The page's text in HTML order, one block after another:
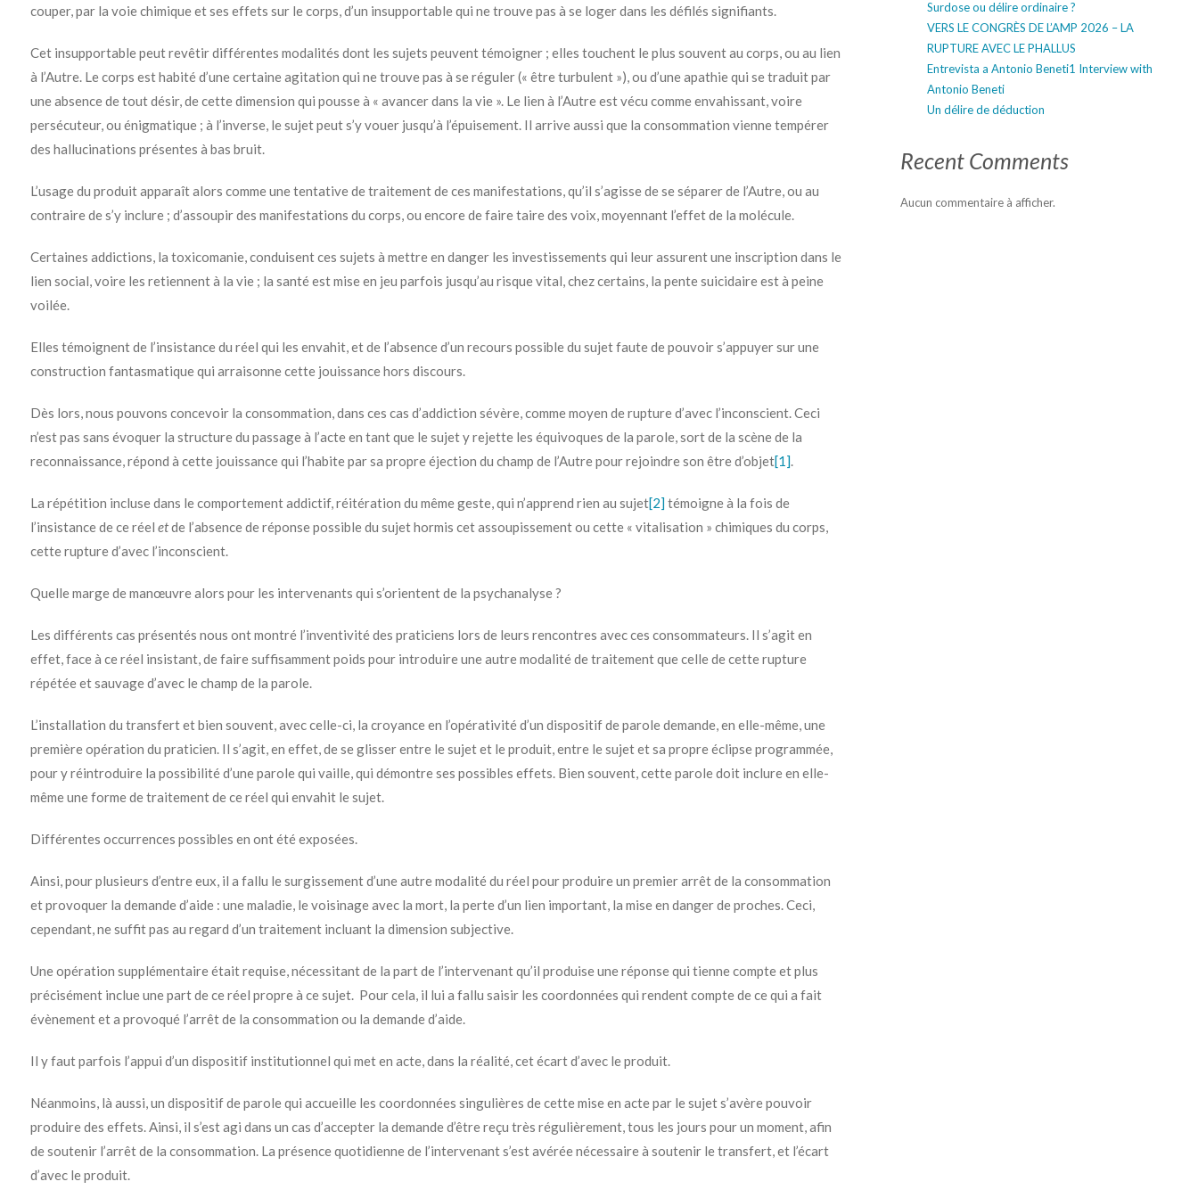
couper, par la voie chimique et ses effets sur le corps, d’un insupportable qui ne trouve pas à se loger dans les défilés signifiants.
Cet insupportable peut revêtir différentes modalités dont les sujets peuvent témoigner ; elles touchent le plus souvent au corps, ou au lien
à l’Autre. Le corps est habité d’une certaine agitation qui ne trouve pas à se réguler (« être turbulent »), ou d’une apathie qui se traduit par
une absence de tout désir, de cette dimension qui pousse à « avancer dans la vie ». Le lien à l’Autre est vécu comme envahissant, voire
persécuteur, ou énigmatique ; à l’inverse, le sujet peut s’y vouer jusqu’à l’épuisement. Il arrive aussi que la consommation vienne tempérer
des hallucinations présentes à bas bruit.
L’usage du produit apparaît alors comme une tentative de traitement de ces manifestations, qu’il s’agisse de se séparer de l’Autre, ou au
contraire de s’y inclure ; d’assoupir des manifestations du corps, ou encore de faire taire des voix, moyennant l’effet de la molécule.
Certaines addictions, la toxicomanie, conduisent ces sujets à mettre en danger les investissements qui leur assurent une inscription dans le
lien social, voire les retiennent à la vie ; la santé est mise en jeu parfois jusqu’au risque vital, chez certains, la pente suicidaire est à peine
voilée.
Elles témoignent de l’insistance du réel qui les envahit, et de l’absence d’un recours possible du sujet faute de pouvoir s’appuyer sur une
construction fantasmatique qui arraisonne cette jouissance hors discours.
Dès lors, nous pouvons concevoir la consommation, dans ces cas d’addiction sévère, comme moyen de rupture d’avec l’inconscient. Ceci
n’est pas sans évoquer la structure du passage à l’acte en tant que le sujet y rejette les équivoques de la parole, sort de la scène de la
reconnaissance, répond à cette jouissance qui l’habite par sa propre éjection du champ de l’Autre pour rejoindre son être d’objet[1].
La répétition incluse dans le comportement addictif, réitération du même geste, qui n’apprend rien au sujet[2]témoigne à la fois de
l’insistance de ce réel etde l’absence de réponse possible du sujet hormis cet assoupissement ou cette « vitalisation » chimiques du corps,
cette rupture d’avec l’inconscient.
Quelle marge de manœuvre alors pour les intervenants qui s’orientent de la psychanalyse ?
Les différents cas présentés nous ont montré l’inventivité des praticiens lors de leurs rencontres avec ces consommateurs. Il s’agit en
effet, face à ce réel insistant, de faire suffisamment poids pour introduire une autre modalité de traitement que celle de cette rupture
répétée et sauvage d’avec le champ de la parole.
L’installation du transfert et bien souvent, avec celle-ci, la croyance en l’opérativité d’un dispositif de parole demande, en elle-même, une
première opération du praticien. Il s’agit, en effet, de se glisser entre le sujet et le produit, entre le sujet et sa propre éclipse programmée,
pour y réintroduire la possibilité d’une parole qui vaille, qui démontre ses possibles effets. Bien souvent, cette parole doit inclure en elle-
même une forme de traitement de ce réel qui envahit le sujet.
Différentes occurrences possibles en ont été exposées.
Ainsi, pour plusieurs d’entre eux, il a fallu le surgissement d’une autre modalité du réel pour produire un premier arrêt de la consommation
et provoquer la demande d’aide : une maladie, le voisinage avec la mort, la perte d’un lien important, la mise en danger de proches. Ceci,
cependant, ne suffit pas au regard d’un traitement incluant la dimension subjective.
Une opération supplémentaire était requise, nécessitant de la part de l’intervenant qu’il produise une réponse qui tienne compte et plus
précisément inclue une part de ce réel propre à ce sujet. Pour cela, il lui a fallu saisir les coordonnées qui rendent compte de ce qui a fait
évènement et a provoqué l’arrêt de la consommation ou la demande d’aide.
Il y faut parfois l’appui d’un dispositif institutionnel qui met en acte, dans la réalité, cet écart d’avec le produit.
Néanmoins, là aussi, un dispositif de parole qui accueille les coordonnées singulières de cette mise en acte par le sujet s’avère pouvoir
produire des effets. Ainsi, il s’est agi dans un cas d’accepter la demande d’être reçu très régulièrement, tous les jours pour un moment, afin
de soutenir l’arrêt de la consommation. La présence quotidienne de l’intervenant s’est avérée nécessaire à soutenir le transfert, et l’écart
d’avec le produit.
Surdose ou délire ordinaire ?
VERS LE CONGRÈS DE L’AMP 2026 – LA
RUPTURE AVEC LE PHALLUS
Entrevista a Antonio Beneti1 Interview with
Antonio Beneti
Un délire de déduction
Recent Comments
Aucun commentaire à afficher.